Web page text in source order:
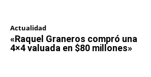
Actualidad
«Raquel Graneros compró una
4×4 valuada en $80 millones»